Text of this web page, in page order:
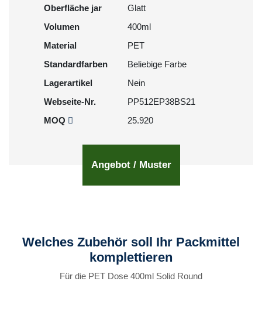
Oberfläche jar
Glatt
Volumen
400ml
Material
PET
Standardfarben
Beliebige Farbe
Lagerartikel
Nein
Webseite-Nr.
PP512EP38BS21
MOQ
25.920
Angebot / Muster
Welches Zubehör soll Ihr Packmittel
komplettieren
Für die PET Dose 400ml Solid Round